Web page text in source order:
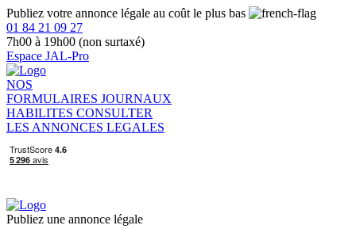
Publiez votre annonce légale au coût le plus bas
01 84 21 09 27
7h00 à 19h00 (non surtaxé)
Espace JAL-Pro
NOS
FORMULAIRES JOURNAUX
HABILITES CONSULTER
LES ANNONCES LEGALES
Publiez une annonce légale